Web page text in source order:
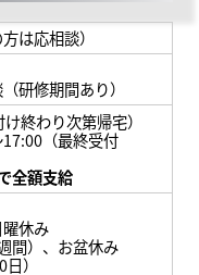
は応相談）
研修期間あり）
終わり次第帰宅）
（最終受付
全額支給
休み
間）、お盆休み
）